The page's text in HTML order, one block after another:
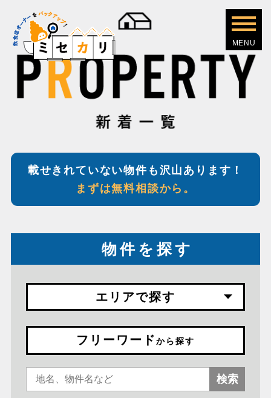
載せきれていない物件も沢山あります！
まずは無料相談から。
物件を探す
エリアで探す
フリーワードから探す
検索